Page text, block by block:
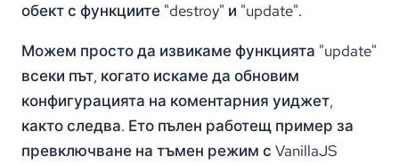
обект с функциите "destroy" и "update".
Можем просто да извикаме функцията "update"
всеки път, когато искаме да обновим
конфигурацията на коментарния уиджет,
както следва. Ето пълен работещ пример за
превключване на тъмен режим с VanillaJS